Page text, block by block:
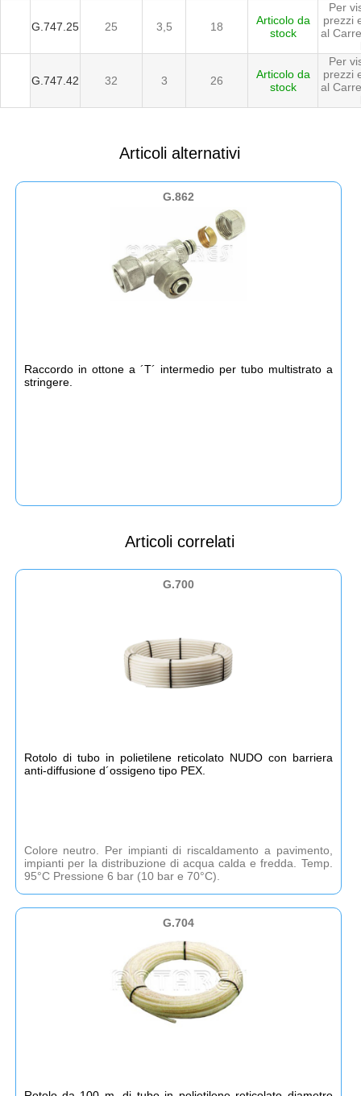
G.747.25 25 3,5 18
Articolo da
stock
Per
prezzi
al
G.747.42 32 3 26
Articolo da
stock
Per
prezzi
al
Articoli alternativi
G.862
Raccordo in ottone a ´T´ intermedio per tubo multistrato a
stringere.
Articoli correlati
G.700
Rotolo di tubo in polietilene reticolato NUDO con barriera
anti-diffusione d´ossigeno tipo PEX.
Colore neutro. Per impianti di riscaldamento a pavimento,
impianti per la distribuzione di acqua calda e fredda. Temp.
95°C Pressione 6 bar (10 bar e 70°C).
G.704